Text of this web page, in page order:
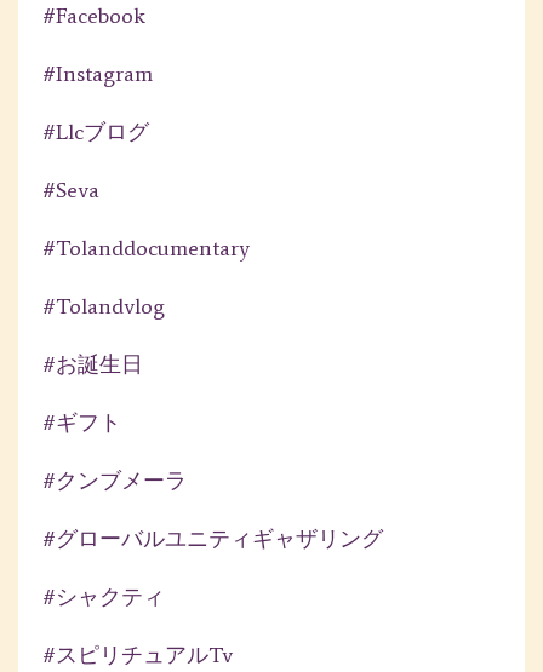
#facebook
#instagram
#llcブログ
#seva
#tolanddocumentary
#tolandvlog
#お誕生日
#ギフト
#クンブメーラ
#グローバルユニティギャザリング
#シャクティ
#スピリチュアルtv